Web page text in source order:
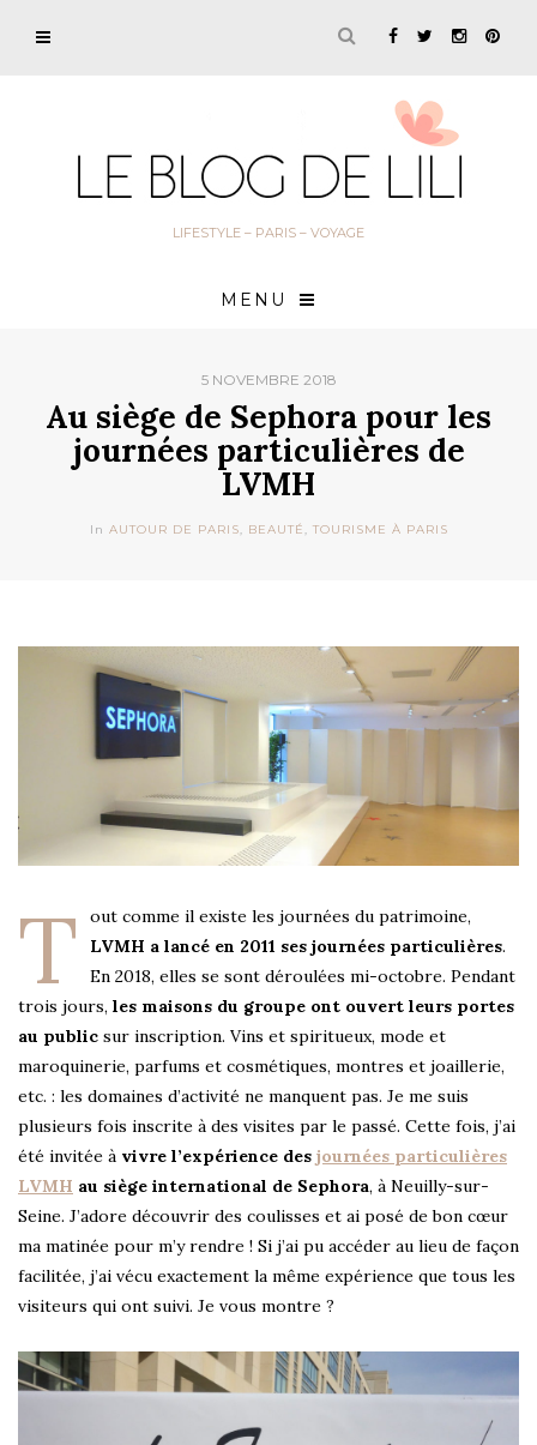
LIFESTYLE – PARIS – VOYAGE
MENU
5 NOVEMBRE 2018
Au siège de Sephora pour les
journées particulières de
LVMH
In AUTOUR DE PARIS, BEAUTÉ, TOURISME À PARIS
T
out comme il existe les journées du patrimoine,
LVMH a lancé en 2011 ses journées particulières.
En 2018, elles se sont déroulées mi-octobre. Pendant
trois jours, les maisons du groupe ont ouvert leurs portes
au public sur inscription. Vins et spiritueux, mode et
maroquinerie, parfums et cosmétiques, montres et joaillerie,
etc. : les domaines d’activité ne manquent pas. Je me suis
plusieurs fois inscrite à des visites par le passé. Cette fois, j’ai
été invitée à vivre l’expérience des journées particulières
LVMH au siège international de Sephora, à Neuilly-sur-
Seine. J’adore découvrir des coulisses et ai posé de bon cœur
ma matinée pour m’y rendre ! Si j’ai pu accéder au lieu de façon
facilitée, j’ai vécu exactement la même expérience que tous les
visiteurs qui ont suivi. Je vous montre ?